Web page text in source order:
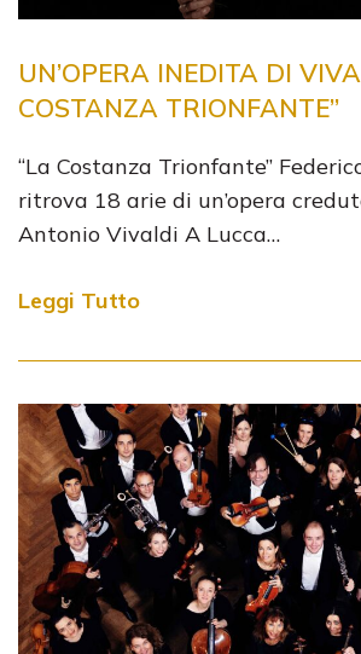
UN’OPERA INEDITA DI
COSTANZA TRIONFANTE”
“La Costanza Trionfante”
ritrova 18 arie di un’opera
Antonio Vivaldi A Lucca…
Leggi Tutto